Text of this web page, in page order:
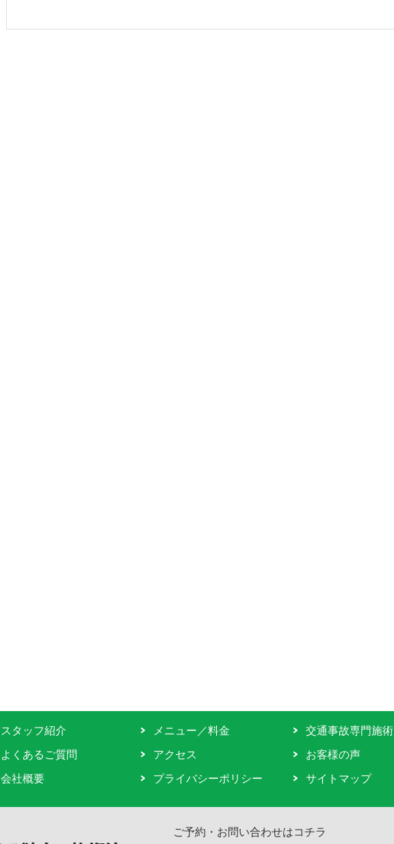
スタッフ紹介 メニュー／料金 交通事故専門施術
よくあるご質問 アクセス お客様の声
会社概要 プライバシーポリシー サイトマップ
ご予約・お問い合わせはコチラ